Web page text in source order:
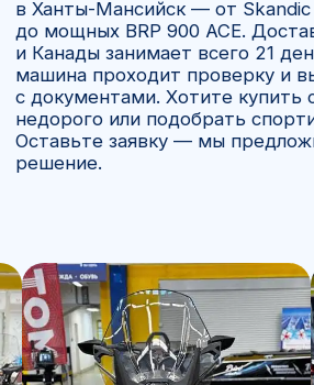
включая города Ханты-Мансийского округа.
У нас два сценария покупки:
Снегоходы из наличия в Ханты-
Мансийске.Машины находятся
на складе и готовы к выдаче.
Заказ из США или Канады. Доставка
занимает около 21 дня. Мы оформляем
заказ у официального дилера, техника
проходит таможню и предпродажную
проверку.
и безналичный расчет, помогаем
с оформлением документов и сопровождаем
клиента на каждом этапе.
Такой подход позволяет легко и безопасно
купить новый снегоход в ХМАО — будь
то утилитарный Skandic, туристический
Expedition или спортивный BRP 900.